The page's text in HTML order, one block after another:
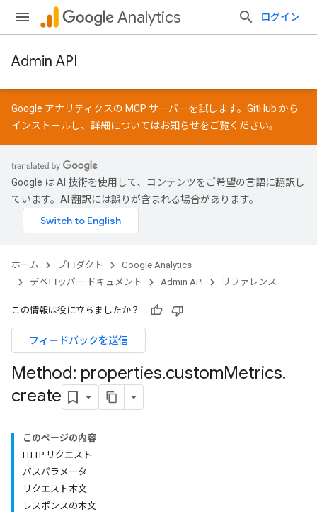
Analytics ログイン
Admin API
Google アナリティクスの MCP サーバーを試します。 GitHub から
インストールし、詳細についてはお知らせをご覧ください。
Google は AI 技術を使用して、コンテンツをご希望の言語に翻訳し
ています。AI 翻訳には誤りが含まれる場合があります。
ホーム プロダクト
Google Analytics
デベロッパー ドキュメント
Admin API リファレンス
この情報は役に立ちましたか？
フィードバックを送信
Method: properties.customMetrics.
create
このページの内容
HTTP リクエスト
パスパラメータ
リクエスト本文
レスポンスの本文